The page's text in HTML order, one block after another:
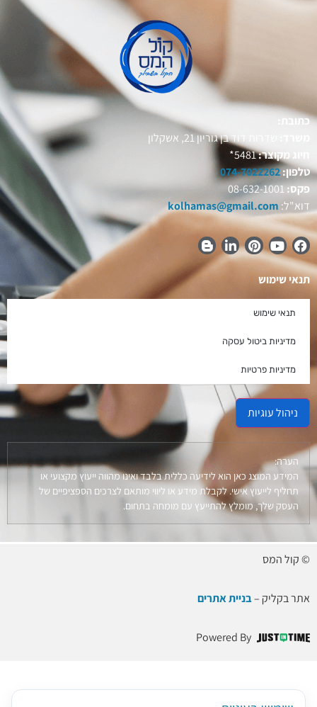
כתובת:
משרד:
שדרות דוד בן גוריון 21, אשקלון
חיוג מקוצר:5481*
טלפון:074-7022262
פקס:08-632-1001
דוא"ל: kolhamas@gmail.com
תנאי שימוש
תנאי שימוש
מדיניות ביטול עסקה
מדיניות פרטיות
ניהול עוגיות
הערה:
המידע המוצג כאן הוא לידיעה כללית בלבד ואינו מהווה ייעוץ מקצועי או
תחליף לייעוץ אישי. לקבלת מידע או ליווי מותאם לצרכים הספציפיים של
העסק שלך, מומלץ להתייעץ עם מומחה בתחום.
© קול המס
אתר בקליק –בניית אתרים
Powered By